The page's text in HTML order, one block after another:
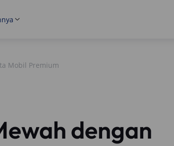
Mobil Premium
dengan